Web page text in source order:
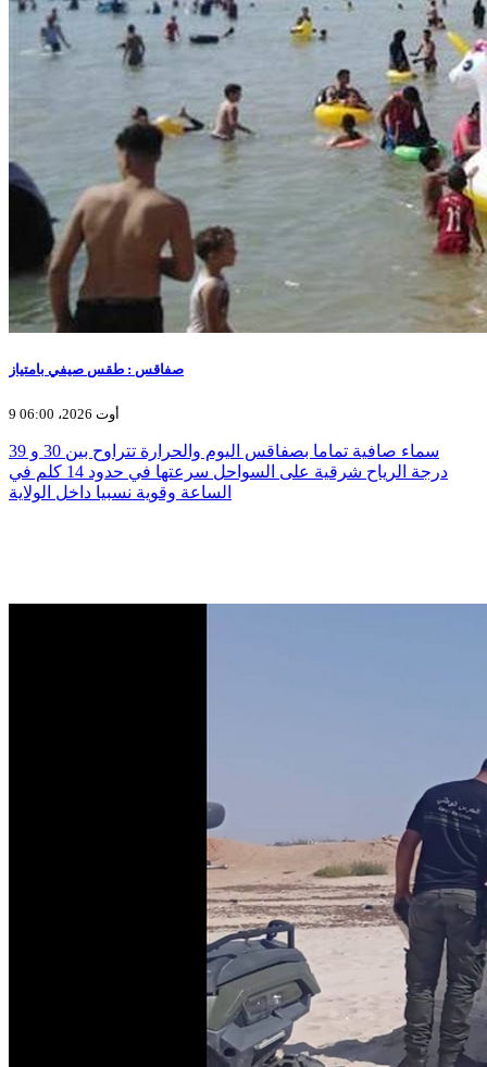
صفاقس : طقس صيفي بامتياز
9 أوت 2026، 06:00
سماء صافية تماما بصفاقس اليوم والحرارة تتراوح بين 30 و 39
درجة الرياح شرقية على السواحل سرعتها في حدود 14 كلم في
الساعة وقوية نسبيا داخل الولاية